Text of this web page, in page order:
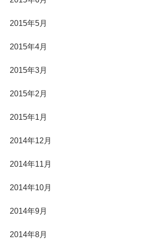
2015年5月
2015年4月
2015年3月
2015年2月
2015年1月
2014年12月
2014年11月
2014年10月
2014年9月
2014年8月